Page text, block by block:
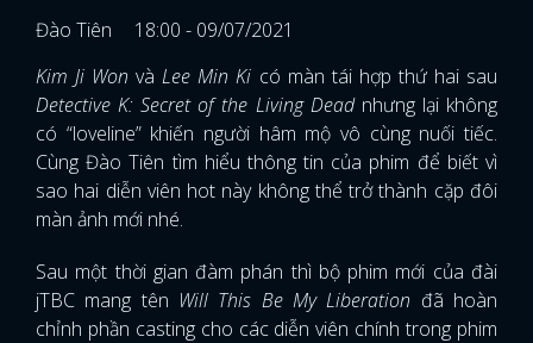
Đào Tiên
18:00 - 09/07/2021
Kim Ji WonvàLee Min Ki có màn tái hợp thứ hai sau
Detective K: Secret of the Living Deadnhưng lại không
có “loveline” khiến người hâm mộ vô cùng nuối tiếc.
Cùng Đào Tiên tìm hiểu thông tin của phim để biết vì
sao hai diễn viên hot này không thể trở thành cặp đôi
màn ảnh mới nhé.
Sau một thời gian đàm phán thì bộ phim mới của đài
jTBC mang tên Will This Be My Liberation đã hoàn
chỉnh phần casting cho các diễn viên chính trong phim